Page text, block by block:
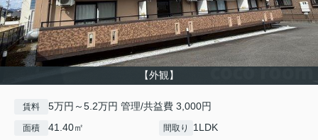
【外観】
賃料 5万円～5.2万円 管理/共益費 3,000円
面積 41.40㎡ 間取り 1LDK